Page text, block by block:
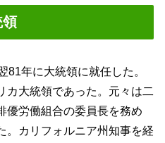
領
年に大統領に就任した。
カ大統領であった。元々は二
優労働組合の委員長を務め
。カリフォルニア州知事を経